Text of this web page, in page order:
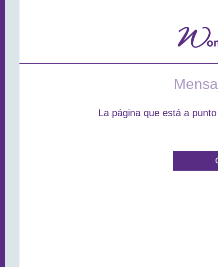
La página que está a